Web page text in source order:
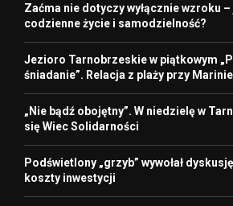
Zaćma nie dotyczy wyłącznie wzroku –
codzienne życie i samodzielność?
Jezioro Tarnobrzeskie w piątkowym
śniadanie”. Relacja z plaży przy Marinie
„Nie bądź obojętny”. W niedzielę w
się Wiec Solidarności
Podświetlony „grzyb” wywołał
koszty inwestycji